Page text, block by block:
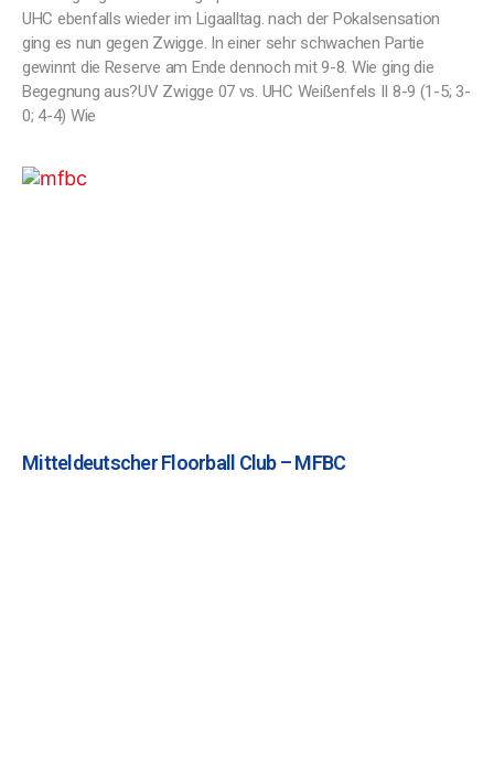
UHC ebenfalls wieder im Ligaalltag. nach der Pokalsensation
ging es nun gegen Zwigge. In einer sehr schwachen Partie
gewinnt die Reserve am Ende dennoch mit 9-8. Wie ging die
Begegnung aus?UV Zwigge 07 vs. UHC Weißenfels II 8-9 (1-5; 3-
0; 4-4) Wie
Mitteldeutscher Floorball Club – MFBC